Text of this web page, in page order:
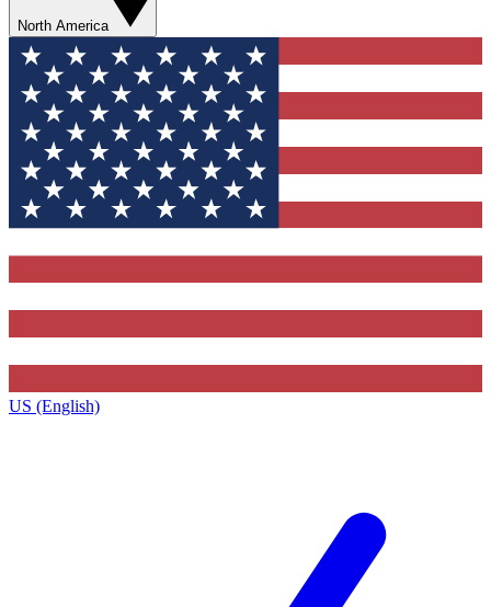
North America
US (English)